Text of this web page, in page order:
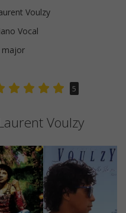
Voulzy
Vocal
major
5
Voulzy